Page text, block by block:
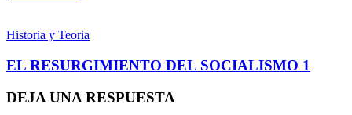
Historia y Teoria
EL RESURGIMIENTO DEL SOCIALISMO 1
DEJA UNA RESPUESTA